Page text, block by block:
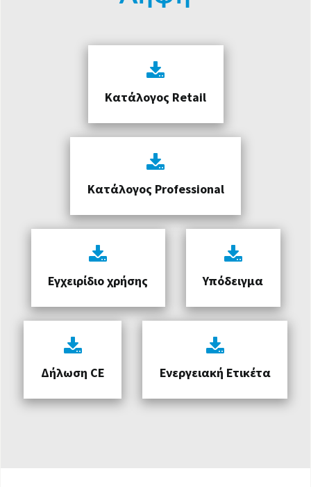
Κατάλογος Retail
Κατάλογος Professional
Εγχειρίδιο χρήσης Υπόδειγμα
Δήλωση CE Ενεργειακή Ετικέτα